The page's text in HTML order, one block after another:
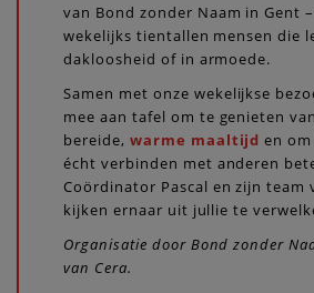
van Bond zonder Naam in Gent
wekelijks tientallen mensen die
dakloosheid of in armoede.
Samen met onze wekelijkse
mee aan tafel om te genieten
bereide, warme maaltijd en
écht verbinden met anderen
Coördinator Pascal en zijn team
kijken ernaar uit jullie te
Organisatie door Bond zonder
van Cera.